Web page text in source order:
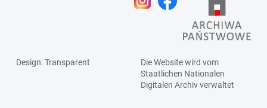
Design: Transparent
Die Website wird vom
Staatlichen Nationalen
Digitalen Archivverwaltet